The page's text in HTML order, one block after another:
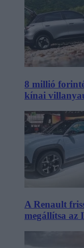
8 millió
kínai
A Renault
megállítsa az